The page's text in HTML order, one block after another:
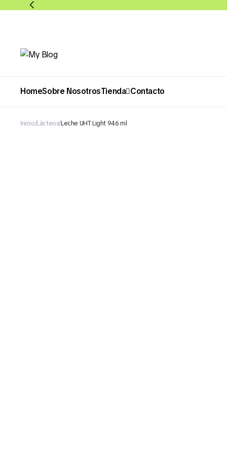
HomeSobre NosotrosTienda
Abarrotes
Contacto
Inicio Lácteos Leche UHT Light 946 ml